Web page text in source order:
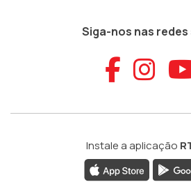
Siga-nos nas
Instale a aplicação